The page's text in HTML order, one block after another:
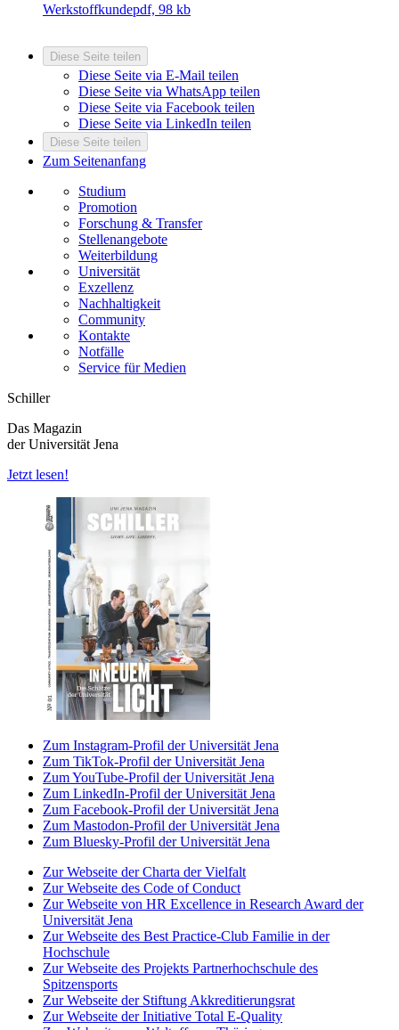
Werkstoffkundepdf, 98 kb
Diese Seite teilen
Diese Seite via E-Mail teilen
Diese Seite via WhatsApp teilen
Diese Seite via Facebook teilen
Diese Seite via LinkedIn teilen
Diese Seite teilen
Zum Seitenanfang
Studium
Promotion
Forschung & Transfer
Stellenangebote
Weiterbildung
Universität
Exzellenz
Nachhaltigkeit
Community
Kontakte
Notfälle
Service für Medien
Schiller
Das Magazin
der Universität Jena
Jetzt lesen!
Zum Instagram-Profil der Universität Jena
Zum TikTok-Profil der Universität Jena
Zum YouTube-Profil der Universität Jena
Zum LinkedIn-Profil der Universität Jena
Zum Facebook-Profil der Universität Jena
Zum Mastodon-Profil der Universität Jena
Zum Bluesky-Profil der Universität Jena
Zur Webseite der Charta der Vielfalt
Zur Webseite des Code of Conduct
Zur Webseite von HR Excellence in Research Award der
Universität Jena
Zur Webseite des Best Practice-Club Familie in der
Hochschule
Zur Webseite des Projekts Partnerhochschule des
Spitzensports
Zur Webseite der Stiftung Akkreditierungsrat
Zur Webseite der Initiative Total E-Quality